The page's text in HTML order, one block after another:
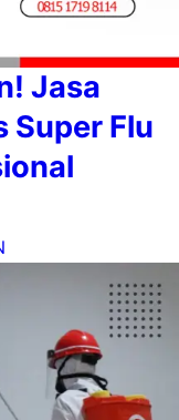
Jasa
Super Flu